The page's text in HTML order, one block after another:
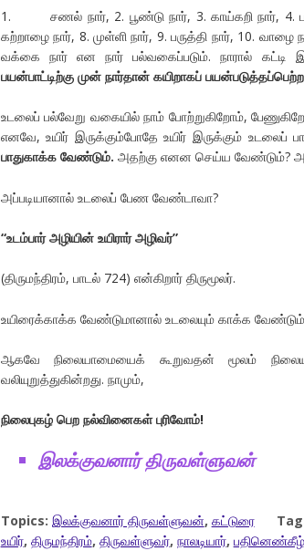
1. சணல் நார், 2. பூண்டு நார், 3. காய்கறி நார், 4.
கற்றாழை நார், 8. முள்ளி நார், 9. பருத்தி நார், 10. வாழை
வக்கை நார் என நார் பல்வகைப்படும். நாரால்
பயன்பாட்டிற்கு முன் நார்தான் கயிறாகப்
உடலைப் பல்வேறு வகையில் நாம் போற்றுகிறோம்,
எனவே, உயிர் இருக்கும்போதே உயிர் இருக்கும் உடலைப்
பாதுகாக்க வேண்டும். அதற்கு எனன செய்ய வேண்டும்?
அப்படியானால் உடலைப் பேண வேண்டாவா?
“உடம்பார் அழியின் உயிரார் அழிவர்”
(திருமந்திரம், பாடல் 724) என்கிறார் திருமூலர்.
உயிரைக்காக்க வேண்டுமானால் உடலையும் காக்க
ஆகவே நிலையாமையைக் கூறுவதன் மூலம்
வலியுறுத்துகின்றது. நாமும்,
நிலைபுகழ் பெற நல்வினைகள் புரிவோம்!
இலக்குவனார்திருவள்ளுவன்
Topics: இலக்குவனார் திருவள்ளுவன், கட்டுரை
உயிர், திருமந்திரம், திருவள்ளுவர், நாலடியார்,